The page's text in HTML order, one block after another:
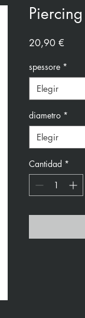
20,90 €
spessore *
Elegir
diametro *
Elegir
Cantidad *